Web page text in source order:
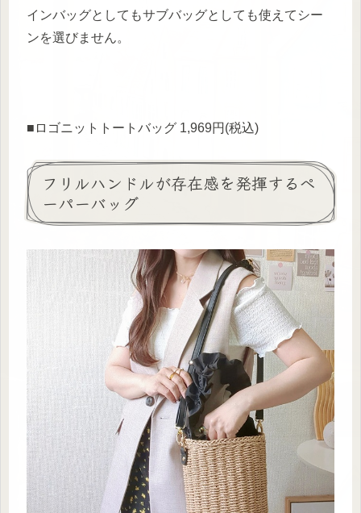
インバッグとしてもサブバッグとしても使えてシー
ンを選びません。
■ロゴニットトートバッグ 1,969円(税込)
フリルハンドルが存在感を発揮するペ
ーパーバッグ